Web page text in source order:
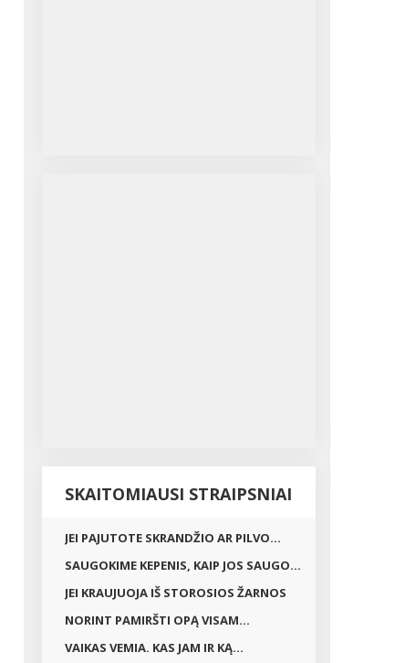
SKAITOMIAUSI STRAIPSNIAI
JEI PAJUTOTE SKRANDŽIO AR PILVO...
SAUGOKIME KEPENIS, KAIP JOS SAUGO...
JEI KRAUJUOJA IŠ STOROSIOS ŽARNOS
NORINT PAMIRŠTI OPĄ VISAM...
VAIKAS VEMIA. KAS JAM IR KĄ...